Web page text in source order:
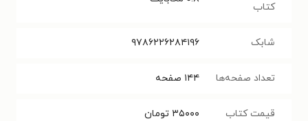
کتاب
شابک ۹۷۸۶۲۲۶۲۸۴۱۹۶
تعداد صفحه‌ها ۱۴۴ صفحه
قیمت کتاب ۳۵۰۰۰ تومان